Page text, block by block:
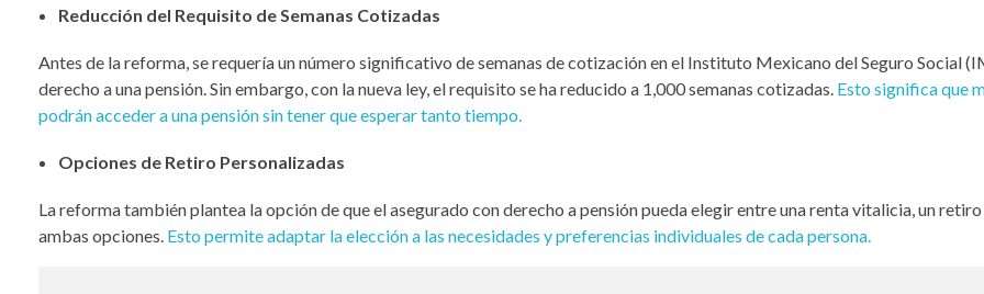
Reducción del Requisito de Semanas Cotizadas
Antes de la reforma, se requería un número significativo de semanas de cotización en el Instituto Mexicano del Seguro Social
derecho a una pensión. Sin embargo, con la nueva ley, el requisito se ha reducido a 1,000 semanas cotizadas. Esto significa que
podrán acceder a una pensión sin tener que esperar tanto tiempo.
Opciones de Retiro Personalizadas
La reforma también plantea la opción de que el asegurado con derecho a pensión pueda elegir entre una renta vitalicia, un
ambas opciones. Esto permite adaptar la elección a las necesidades y preferencias individuales de cada persona.